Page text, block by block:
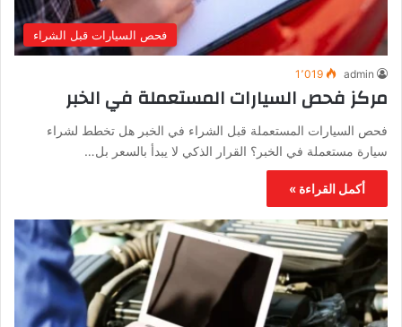
فحص السيارات قبل الشراء
admin 1٬019
مركز فحص السيارات المستعملة في الخبر
فحص السيارات المستعملة قبل الشراء في الخبر هل تخطط لشراء
سيارة مستعملة في الخبر؟ القرار الذكي لا يبدأ بالسعر بل…
أكمل القراءة »